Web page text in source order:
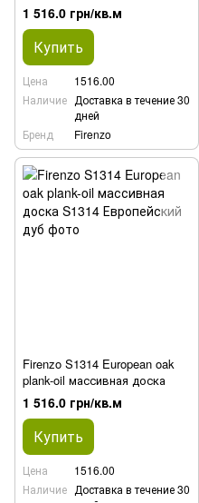
1 516.0 грн/кв.м
Купить
Цена
1516.00
Наличие Доставка в течение 30
дней
Бренд
Firenzo
Firenzo S1314 European oak
plank-oil массивная доска
1 516.0 грн/кв.м
Купить
Цена
1516.00
Наличие Доставка в течение 30